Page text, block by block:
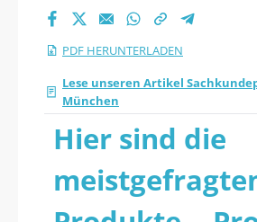
PDF HERUNTERLADEN
Lese unseren Artikel
München
Hier sind die